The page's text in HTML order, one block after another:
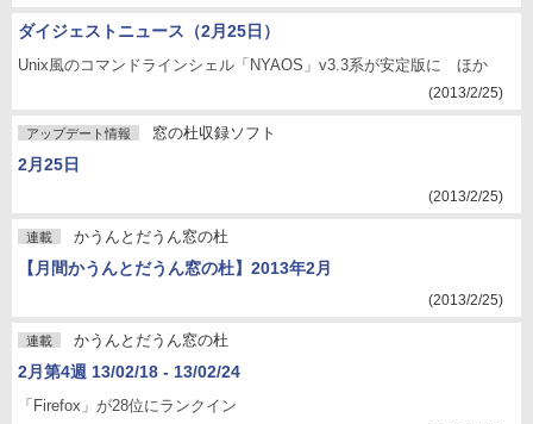
ダイジェストニュース（2月25日）
Unix風のコマンドラインシェル「NYAOS」v3.3系が安定版に ほか
(2013/2/25)
アップデート情報 窓の杜収録ソフト
2月25日
(2013/2/25)
連載 かうんとだうん窓の杜
【月間かうんとだうん窓の杜】2013年2月
(2013/2/25)
連載 かうんとだうん窓の杜
2月第4週 13/02/18 - 13/02/24
「Firefox」が28位にランクイン